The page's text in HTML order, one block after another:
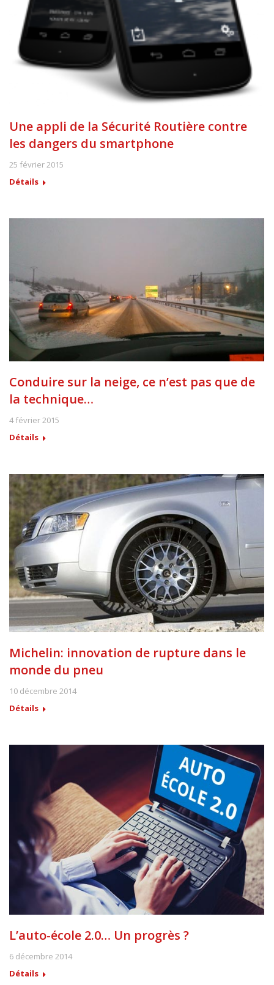
Une appli de la Sécurité Routière contre
les dangers du smartphone
25 février 2015
Détails
Conduire sur la neige, ce n’est pas que de
la technique…
4 février 2015
Détails
Michelin: innovation de rupture dans le
monde du pneu
10 décembre 2014
Détails
L’auto-école 2.0… Un progrès ?
6 décembre 2014
Détails